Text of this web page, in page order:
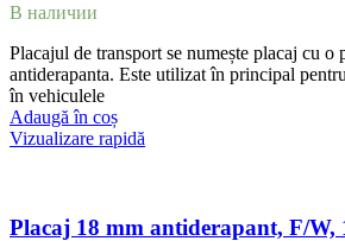
В наличии
Placajul de transport se numește placaj cu o
antiderapanta. Este utilizat în principal
în vehiculele
Adaugă în coș
Vizualizare rapidă
Placaj 18 mm antiderapant, F/W,